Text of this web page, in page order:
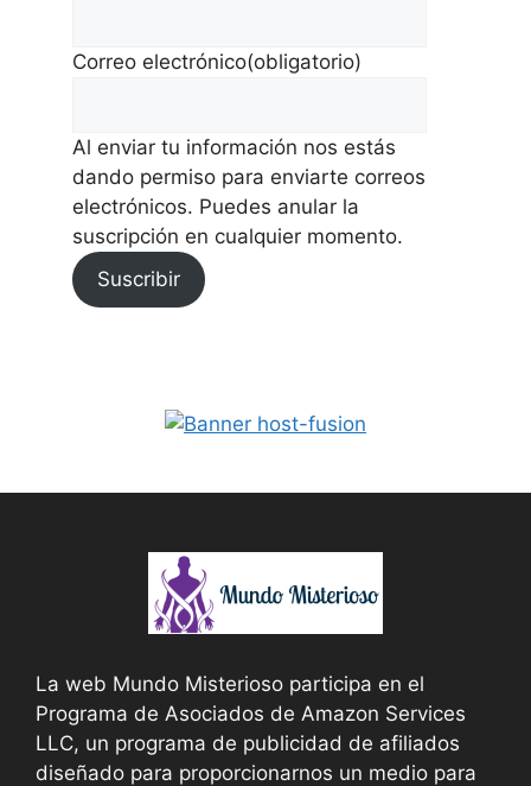
Correo electrónico(obligatorio)
Al enviar tu información nos estás
dando permiso para enviarte correos
electrónicos. Puedes anular la
suscripción en cualquier momento.
Suscribir
La web Mundo Misterioso participa en el
Programa de Asociados de Amazon Services
LLC, un programa de publicidad de afiliados
diseñado para proporcionarnos un medio para